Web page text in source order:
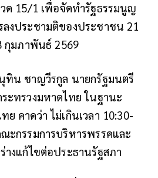
ด 15/1 เพื่อจัดทำรัฐธรรมนูญ
งประชามติของประชาชน 21
กุมภาพันธ์ 2569
ทิน ชาญวีรกูล นายกรัฐมนตรี
ะทรวงมหาดไทย ในฐานะ
คาดว่า ไม่เกินเวลา 10:30-
ะกรรมการบริหารพรรคและ
งแก้ไขต่อประธานรัฐสภา